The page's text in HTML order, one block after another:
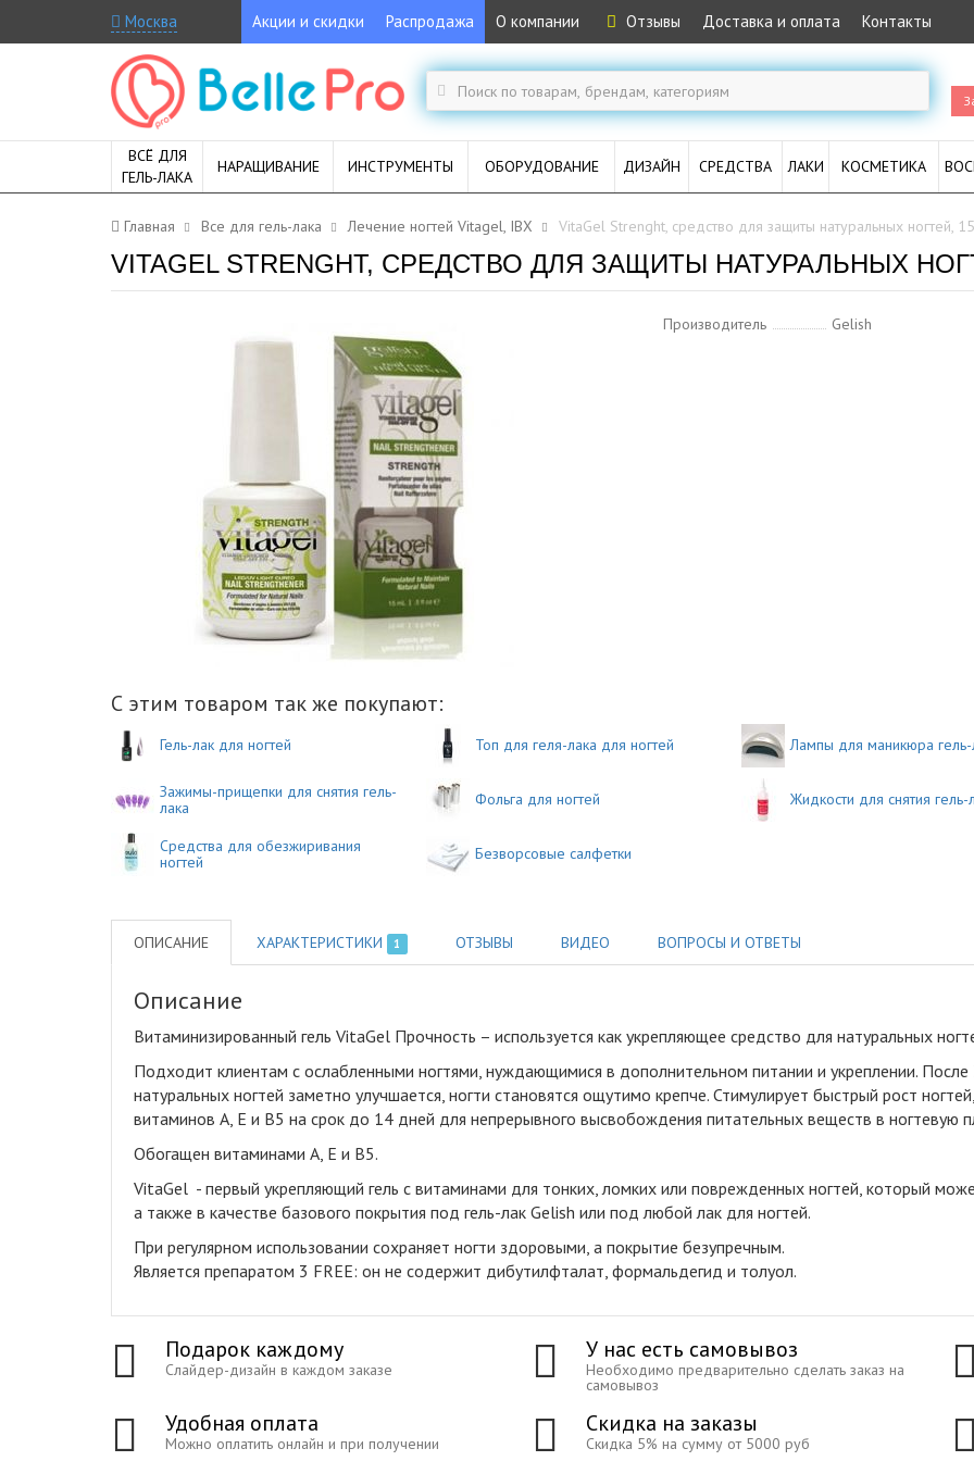
Москва Акции и скидки Распродажа О компании Отзывы Доставка и оплата Контакты
ВСЁ ДЛЯ
ГЕЛЬ-ЛАКА
НАРАЩИВАНИЕ ИНСТРУМЕНТЫ ОБОРУДОВАНИЕ ДИЗАЙН СРЕДСТВА ЛАКИ КОСМЕТИКА
Главная Все для гель-лака Лечение ногтей Vitagel, IBX VitaGel Strenght, средство для защиты натуральных ногтей,
VITAGEL STRENGHT, СРЕДСТВО ДЛЯ ЗАЩИТЫ НАТУРАЛЬНЫХ
Производитель Gelish
С этим товаром так же покупают:
Гель-лак для ногтей Топ для геля-лака для ногтей Лампы для маникюра
Зажимы-прищепки для снятия гель-
лака
Фольга для ногтей Жидкости для снятия гель-
Средства для обезжиривания
ногтей
Безворсовые салфетки
ОПИСАНИЕ ХАРАКТЕРИСТИКИ 1 ОТЗЫВЫ ВИДЕО ВОПРОСЫ И ОТВЕТЫ
Описание
Витаминизированный гель VitaGel Прочность – используется как укрепляющее средство для натуральных
Подходит клиентам с ослабленными ногтями, нуждающимися в дополнительном питании и укреплении. После
натуральных ногтей заметно улучшается, ногти становятся ощутимо крепче. Стимулирует быстрый рост
витаминов А, Е и В5 на срок до 14 дней для непрерывного высвобождения питательных веществ в ногтевую
Обогащен витаминами А, Е и В5.
VitaGel - первый укрепляющий гель с витаминами для тонких, ломких или поврежденных ногтей, который
а также в качестве базового покрытия под гель-лак Gelish или под любой лак для ногтей.
При регулярном использовании сохраняет ногти здоровыми, а покрытие безупречным.
Является препаратом 3 FREE: он не содержит дибутилфталат, формальдегид и толуол.
Подарок каждому
Слайдер-дизайн в каждом заказе
У нас есть самовывоз
Необходимо предварительно сделать заказ на
самовывоз
Удобная оплата
Можно оплатить онлайн и при получении
Скидка на заказы
Скидка 5% на сумму от 5000 руб